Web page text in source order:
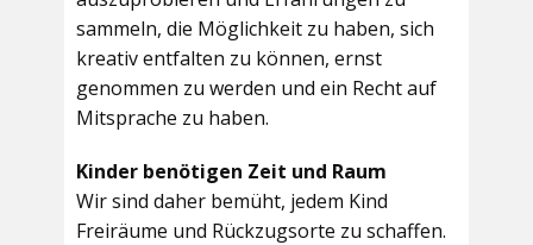
sammeln, die Möglichkeit zu haben, sich
kreativ entfalten zu können, ernst
genommen zu werden und ein Recht auf
Mitsprache zu haben.
Kinder benötigen Zeit und Raum
Wir sind daher bemüht, jedem Kind
Freiräume und Rückzugsorte zu schaffen.